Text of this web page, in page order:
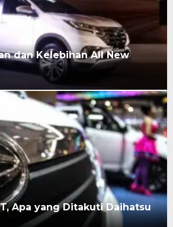
dan Kelebihan All New
Apa yang Ditakuti Daihatsu